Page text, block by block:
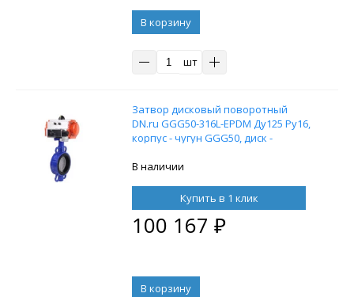
В корзину
шт
Затвор дисковый поворотный
DN.ru GGG50-316L-EPDM Ду125 Ру16,
корпус - чугун GGG50, диск -
уплотнение – EPDM, с
возвратными пружинами и
пневмораспределителем 4M310-08
24V
В наличии
Купить в 1 клик
100 167 ₽
В корзину